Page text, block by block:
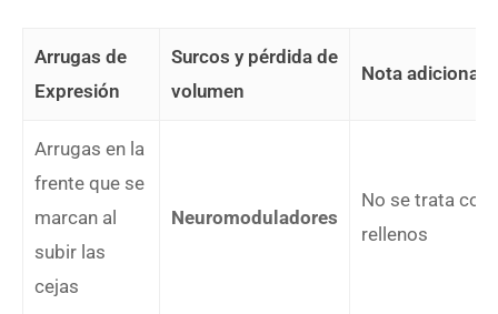
Arrugas de
Expresión
Surcos y pérdida de
volumen
Nota adicional
Arrugas en la
frente que se
marcan al
subir las
cejas
Neuromoduladores
No se trata con
rellenos